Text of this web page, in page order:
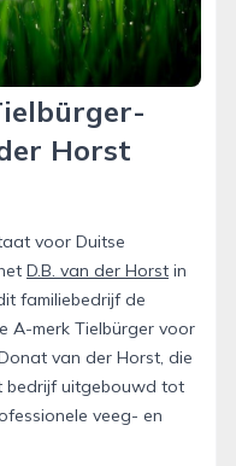
Horst
voor Duitse
D.B. van der Horst in
familiebedrijf de
A-merk Tielbürger voor
van der Horst, die
bedrijf uitgebouwd tot
veeg- en